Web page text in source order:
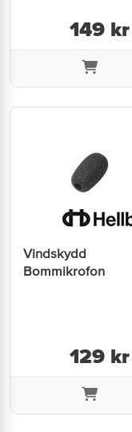
149 kr
Vindskydd
Bommikrofon
129 kr